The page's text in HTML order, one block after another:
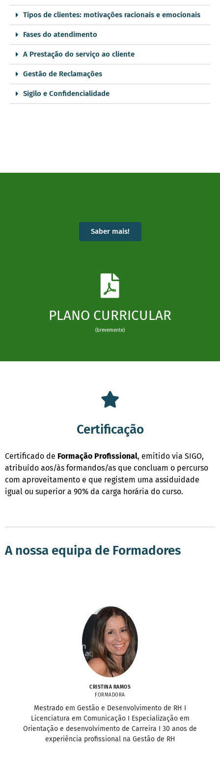
Tipos de clientes: motivações racionais e emocionais
Fases do atendimento
A Prestação do serviço ao cliente
Gestão de Reclamações
Sigilo e Confidencialidade
Saber mais!
PLANO CURRICULAR
(brevemente)
Certificação
Certificado de Formação Profissional, emitido via SIGO,
atribuído aos/às formandos/as que concluam o percurso
com aproveitamento e que registem uma assiduidade
igual ou superior a 90% da carga horária do curso.
A nossa equipa de Formadores
CRISTINA RAMOS
FORMADORA
Mestrado em Gestão e Desenvolvimento de RH I
Licenciatura em Comunicação I Especialização em
Orientação e desenvolvimento de Carreira I 30 anos de
experiência profissional na Gestão de RH